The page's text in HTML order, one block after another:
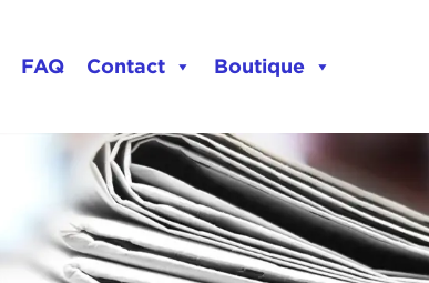
FAQ Contact Boutique